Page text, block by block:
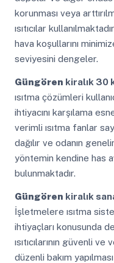
korunması veya
ısıtıcılar
hava koşullarını
seviyesini dengeler.
Güngören kiralık 30
ısıtma çözümleri
ihtiyacını karşılama
verimli ısıtma fanlar
dağılır ve odanın
yöntemin kendine has
bulunmaktadır.
Güngören kiralık
İşletmelere ısıtma
ihtiyaçları konusunda
ısıtıcılarının güvenli
düzenli bakım